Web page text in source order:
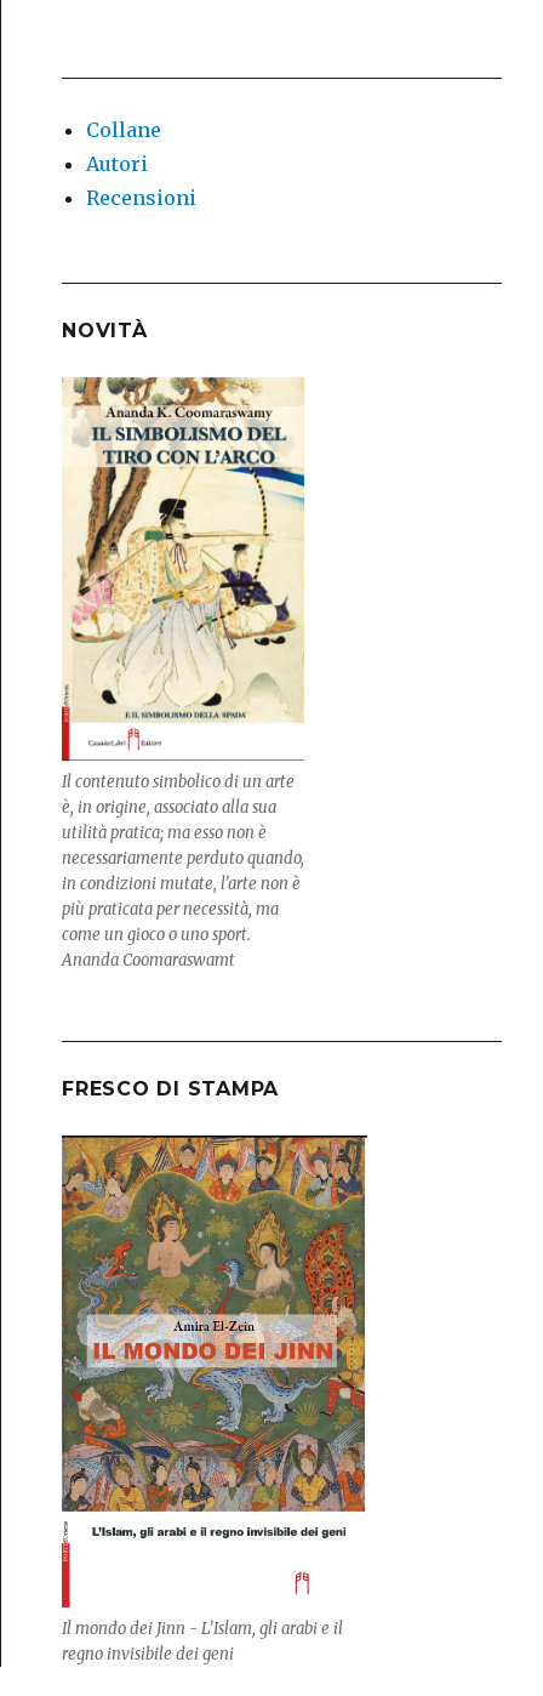
Collane
Autori
Recensioni
NOVITÀ
Il contenuto simbolico di un arte
è, in origine, associato alla sua
utilità pratica; ma esso non è
necessariamente perduto quando,
in condizioni mutate, l’arte non è
più praticata per necessità, ma
come un gioco o uno sport.
Ananda Coomaraswamt
FRESCO DI STAMPA
Il mondo dei Jinn - L’Islam, gli arabi e il
regno invisibile dei geni